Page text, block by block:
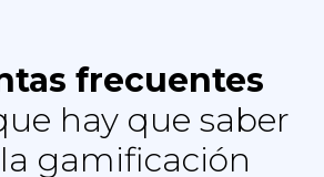
frecuentes
hay que saber
gamificación